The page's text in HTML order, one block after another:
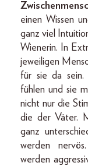
einen Wissen
ganz viel
Wienerin. In
jeweiligen
für sie da sein.
fühlen und sie
nicht nur die
die der Väter.
ganz
werden
werden